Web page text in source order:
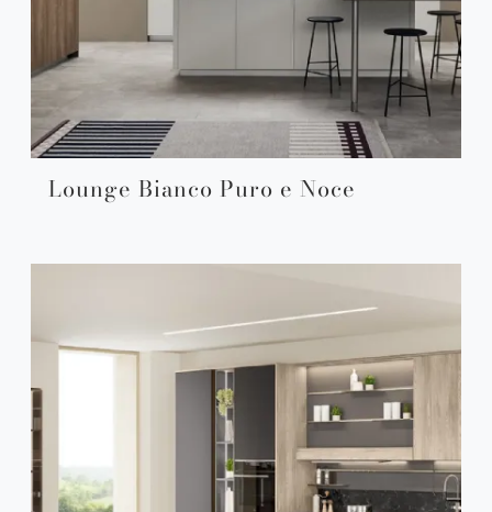
Lounge Bianco Puro e Noce